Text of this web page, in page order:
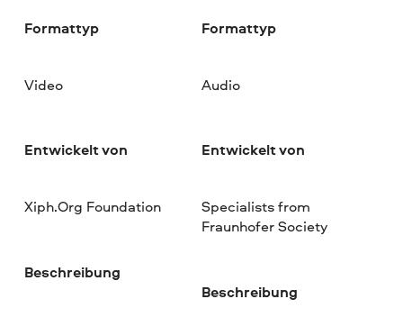
Formattyp
Video
Entwickelt von
Xiph.Org Foundation
Beschreibung
Formattyp
Audio
Entwickelt von
Specialists from
Fraunhofer Society
Beschreibung